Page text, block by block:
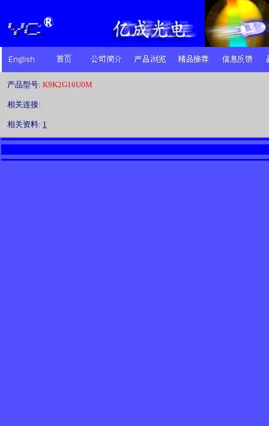
产品型号: K9K2G16U0M
相关连接:
相关资料: 1